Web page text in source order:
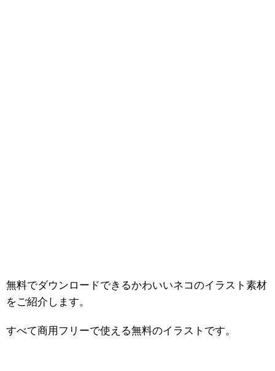
無料でダウンロードできるかわいいネコのイラスト素材
をご紹介します。
すべて商用フリーで使える無料のイラストです。